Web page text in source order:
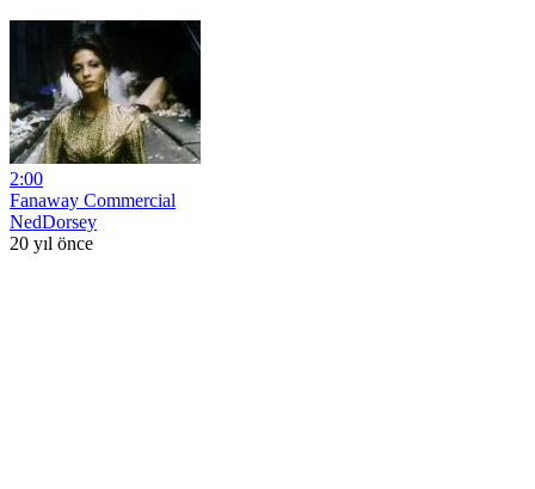
2:00
Fanaway Commercial
NedDorsey
20 yıl önce